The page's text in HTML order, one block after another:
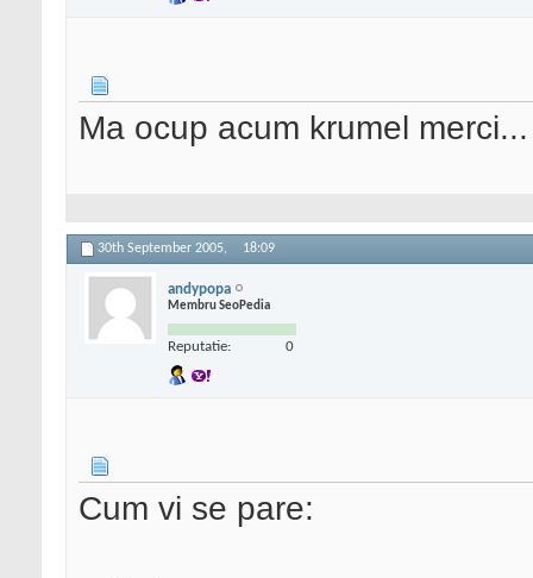
Ma ocup acum krumel merci...
30th September 2005, 18:09
andypopa
Membru SeoPedia
Reputatie: 0
Cum vi se pare: